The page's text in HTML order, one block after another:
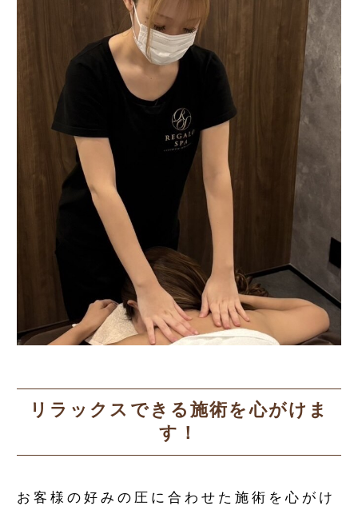
リラックスできる施術を心がけま
す！
お客様の好みの圧に合わせた施術を心がけ